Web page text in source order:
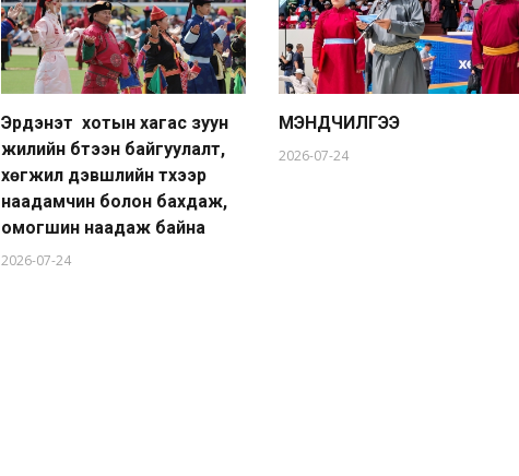
Эрдэнэт хотын хагас зуун
жилийн бүтээн байгуулалт,
хөгжил дэвшлийн түүхээр
наадамчин болон бахдаж,
омогшин наадаж байна
2026-07-24
МЭНДЧИЛГЭЭ
2026-07-24